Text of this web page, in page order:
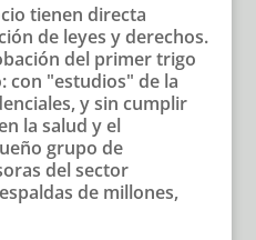
tienen directa
de leyes y derechos.
del primer trigo
con "estudios" de la
y sin cumplir
la salud y el
grupo de
del sector
de millones,